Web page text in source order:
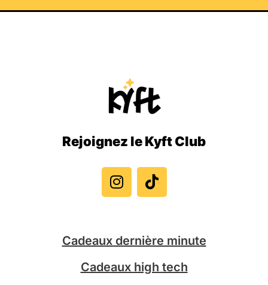
Rejoignez le Kyft Club
n
s
t
r
a
m
i
k
t
Cadeaux dernière minute
Cadeaux high tech